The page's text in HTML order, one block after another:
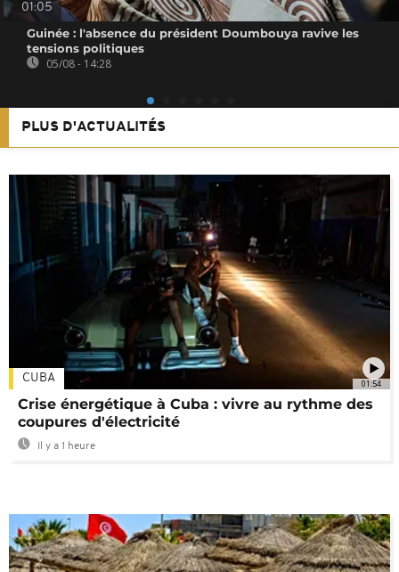
01:05
Guinée : l'absence du président Doumbouya ravive les
tensions politiques
05/08 - 14:28
PLUS D'ACTUALITÉS
01:54
CUBA
Crise énergétique à Cuba : vivre au rythme des
coupures d'électricité
Il y a 1 heure